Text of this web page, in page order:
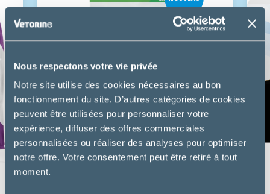
Nous respectons votre vie privée
Notre site utilise des cookies nécessaires au bon
fonctionnement du site. D’autres catégories de cookies
peuvent être utilisées pour personnaliser votre
expérience, diffuser des offres commerciales
personnalisées ou réaliser des analyses pour optimiser
notre offre. Votre consentement peut être retiré à tout
moment.